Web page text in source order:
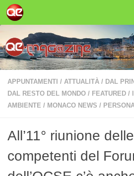
Salta al contenuto
APPUNTAMENTI / ATTUALITÀ / DAL
DAL RESTO DEL MONDO / FEATURED /
AMBIENTE / MONACO NEWS /
All’11° riunione
competenti del